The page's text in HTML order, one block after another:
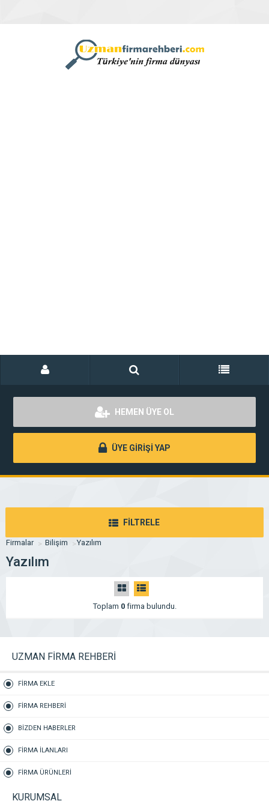
HEMEN ÜYE OL
ÜYE GİRİŞİ YAP
FİLTRELE
Firmalar Bilişim Yazılım
Yazılım
Toplam 0firma bulundu.
UZMAN FİRMA REHBERİ
FİRMA EKLE
FİRMA REHBERİ
BİZDEN HABERLER
FİRMA İLANLARI
FİRMA ÜRÜNLERİ
KURUMSAL